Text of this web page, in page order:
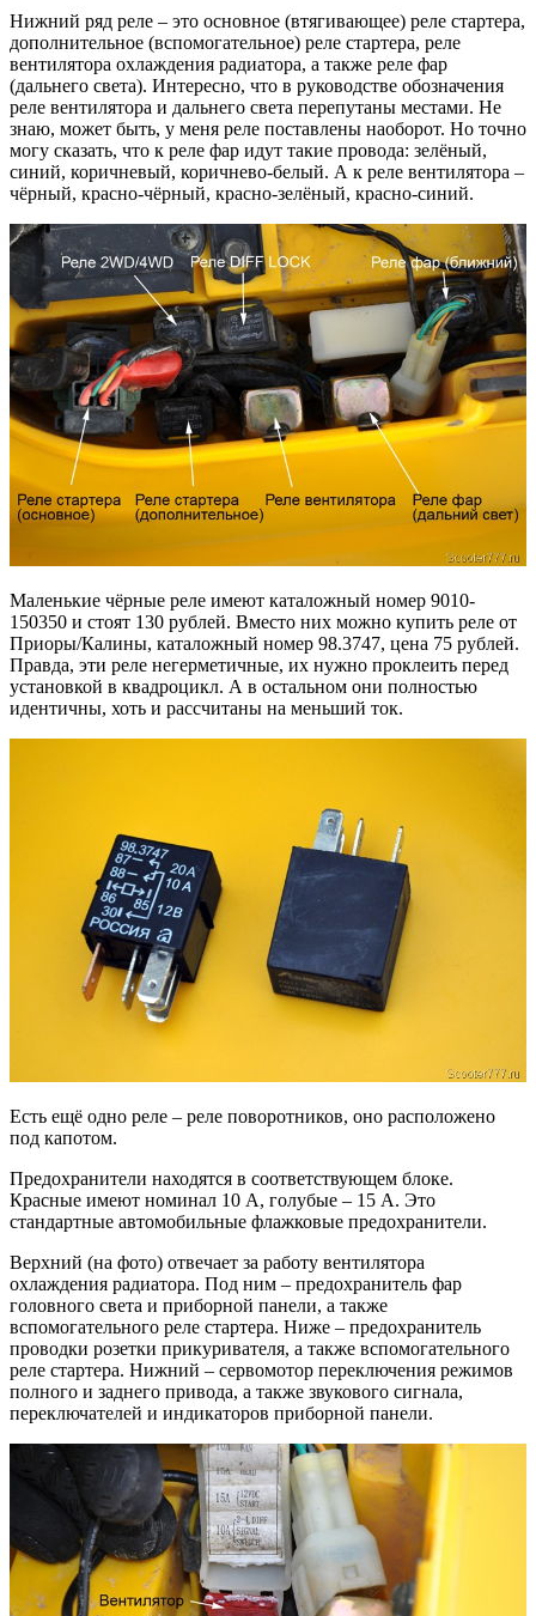
Нижний ряд реле – это основное (втягивающее) реле стартера,
дополнительное (вспомогательное) реле стартера, реле
вентилятора охлаждения радиатора, а также реле фар
(дальнего света). Интересно, что в руководстве обозначения
реле вентилятора и дальнего света перепутаны местами. Не
знаю, может быть, у меня реле поставлены наоборот. Но точно
могу сказать, что к реле фар идут такие провода: зелёный,
синий, коричневый, коричнево-белый. А к реле вентилятора –
чёрный, красно-чёрный, красно-зелёный, красно-синий.
Маленькие чёрные реле имеют каталожный номер 9010-
150350 и стоят 130 рублей. Вместо них можно купить реле от
Приоры/Калины, каталожный номер 98.3747, цена 75 рублей.
Правда, эти реле негерметичные, их нужно проклеить перед
установкой в квадроцикл. А в остальном они полностью
идентичны, хоть и рассчитаны на меньший ток.
Есть ещё одно реле – реле поворотников, оно расположено
под капотом.
Предохранители находятся в соответствующем блоке.
Красные имеют номинал 10 А, голубые – 15 А. Это
стандартные автомобильные флажковые предохранители.
Верхний (на фото) отвечает за работу вентилятора
охлаждения радиатора. Под ним – предохранитель фар
головного света и приборной панели, а также
вспомогательного реле стартера. Ниже – предохранитель
проводки розетки прикуривателя, а также вспомогательного
реле стартера. Нижний – сервомотор переключения режимов
полного и заднего привода, а также звукового сигнала,
переключателей и индикаторов приборной панели.